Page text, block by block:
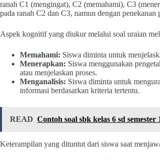
ranah C1 (mengingat), C2 (memahami), C3
pada ranah C2 dan C3, namun dengan penekanan
Aspek kognitif yang diukur melalui soal uraian
Memahami: Siswa diminta untuk
Menerapkan: Siswa menggunakan
atau menjelaskan proses.
Menganalisis: Siswa diminta untuk
informasi berdasarkan kriteria tertentu.
READ Contoh soal sbk kelas 6 sd semester
Keterampilan yang dituntut dari siswa saat